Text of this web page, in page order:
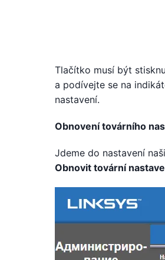
Tlačítko musí být
a podívejte se na
nastavení.
Obnovení továrního
Jdeme do nastavení
Obnovit tovární